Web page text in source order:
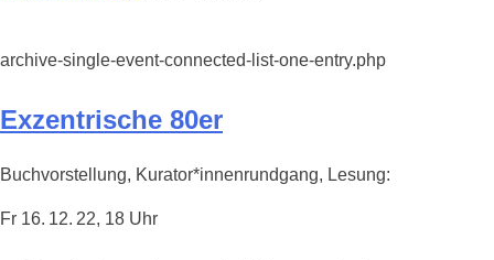
archive-single-event-connected-list-one-entry.php
Exzentrische 80er
Buchvorstellung, Kurator*innenrundgang, Lesung:
Fr 16. 12. 22, 18 Uhr